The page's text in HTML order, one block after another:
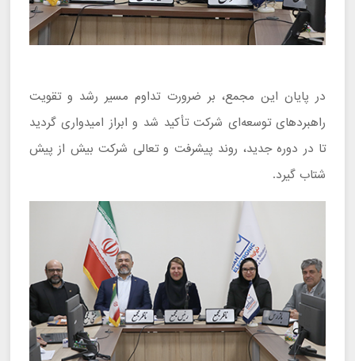
در پایان این مجمع، بر ضرورت تداوم مسیر رشد و تقویت
راهبردهای توسعه‌ای شرکت تأکید شد و ابراز امیدواری گردید
تا در دوره جدید، روند پیشرفت و تعالی شرکت بیش از پیش
شتاب گیرد.